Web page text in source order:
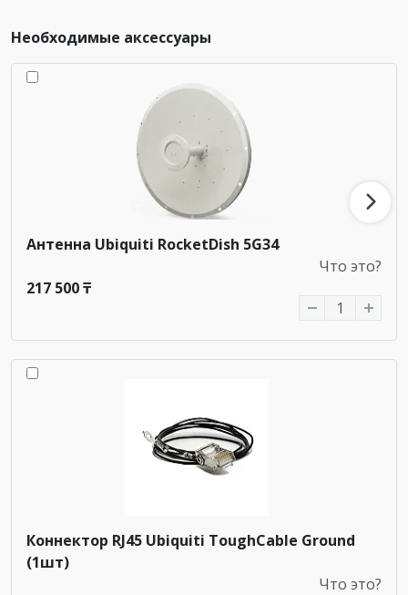
Необходимые аксессуары
Антенна Ubiquiti RocketDish 5G34
Что это?
217 500 ₸
Коннектор RJ45 Ubiquiti ToughCable Ground
(1шт)
Что это?